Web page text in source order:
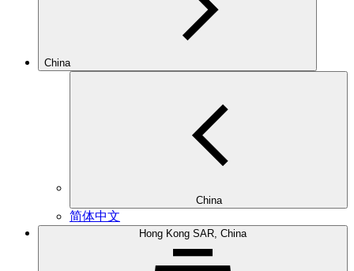
China
China
简体中文
Hong Kong SAR, China